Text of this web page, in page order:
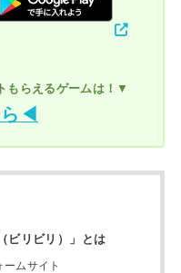
らえるゲームは！ ▼
◀
ビリビリ）」とは
ムサイト